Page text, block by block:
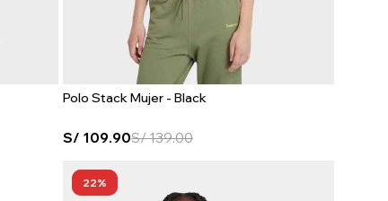
Polo Stack Mujer - Black
S/ 109.90S/139.00
22